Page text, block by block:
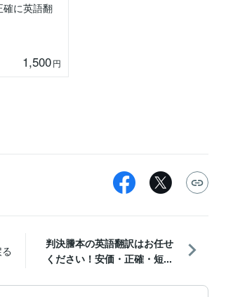
確に英語翻
1,500円
判決謄本の英語翻訳はお任せ
ください！安価・正確・短...